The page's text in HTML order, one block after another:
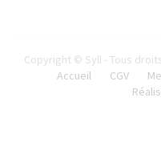
Copyright © Syll - Tous
Accueil
CGV